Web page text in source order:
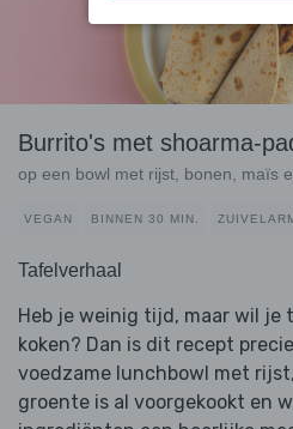
Burrito's met shoarma-
op een bowl met rijst, bonen, maïs
VEGAN BINNEN 30 MIN.
Tafelverhaal
Heb je weinig tijd, maar wil je
koken? Dan is dit recept
voedzame lunchbowl met
groente is al voorgekookt en